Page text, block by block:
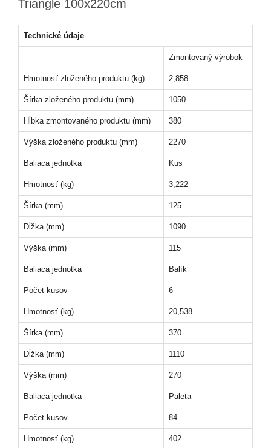
Triangle 100x220cm
Technické údaje
Zmontovaný výrobok
Hmotnosť zloženého produktu (kg) 2,858
Šírka zloženého produktu (mm) 1050
Hĺbka zmontovaného produktu (mm) 380
Výška zloženého produktu (mm) 2270
Baliaca jednotka Kus
Hmotnosť (kg) 3,222
Šírka (mm) 125
Dĺžka (mm) 1090
Výška (mm) 115
Baliaca jednotka Balík
Počet kusov 6
Hmotnosť (kg) 20,538
Šírka (mm) 370
Dĺžka (mm) 1110
Výška (mm) 270
Baliaca jednotka Paleta
Počet kusov 84
Hmotnosť (kg) 402